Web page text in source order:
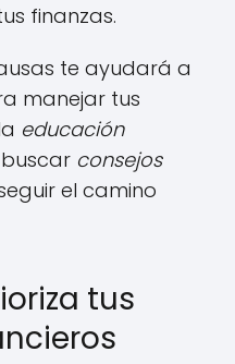
finanzas.
te ayudará a
manejar tus
educación
consejos
el camino
tus